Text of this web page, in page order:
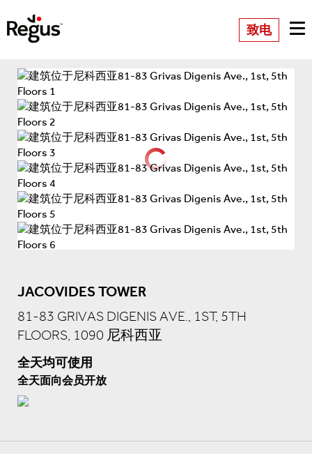
致电
JACOVIDES TOWER
81-83 GRIVAS DIGENIS AVE., 1ST, 5TH
FLOORS, 1090 尼科西亚
全天均可使用
全天面向会员开放